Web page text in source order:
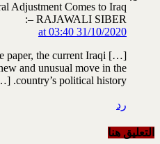
Adjustment Comes to Iraq
– RAJAWALI SIBER:
31/10/2020 at 03:40
paper, the current Iraqi
and unusual move in the
country’s political history. […]
رد
التعليق هنا